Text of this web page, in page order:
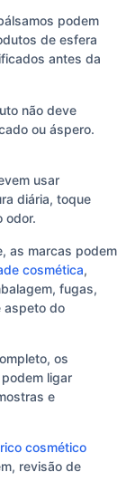
podem
de esfera
antes da
não deve
ou áspero.
usar
diária, toque
odor.
as marcas podem
cosmética,
fugas,
aspeto do
os
podem ligar
e
cosmético
revisão de